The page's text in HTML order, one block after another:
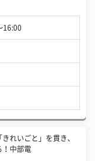
16:00
きれいごと」を貫き、
！中部電